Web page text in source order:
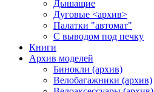
Дышащие
Дуговые <архив>
Палатки "автомат"
C выводом под печку
Книги
Архив моделей
Бинокли (архив)
Велобагажники (архив)